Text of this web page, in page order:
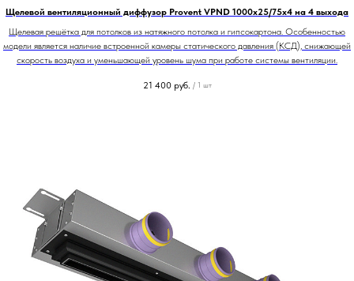
Щелевой вентиляционный диффузор Provent VPND 1000х25/75х4 на 4 выхода
Щелевая решётка для потолков из натяжного потолка и гипсокартона. Особенностью
модели является наличие встроенной камеры статического давления (КСД), снижающей
скорость воздуха и уменьшающей уровень шума при работе системы вентиляции.
21 400 руб. / 1 шт